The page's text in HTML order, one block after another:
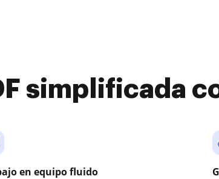
simplificada
en equipo fluido